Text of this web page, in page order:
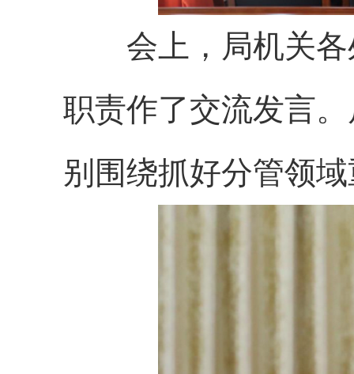
会上，局机关
职责作了交流发言
别围绕抓好分管领